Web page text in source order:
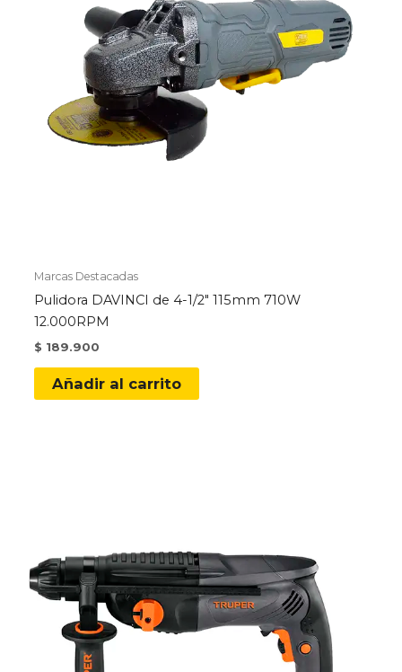
Marcas Destacadas
Pulidora DAVINCI de 4-1/2″ 115mm 710W
12.000RPM
$ 189.900
Añadir al carrito